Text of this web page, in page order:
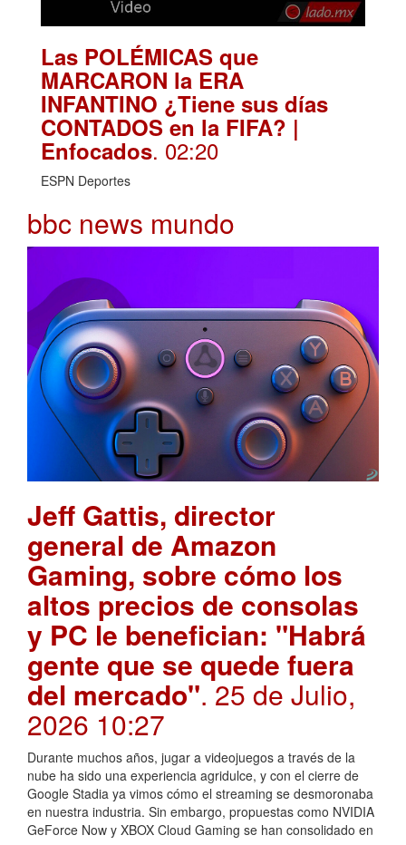
Las POLÉMICAS que
MARCARON la ERA
INFANTINO ¿Tiene sus días
CONTADOS en la FIFA? |
Enfocados. 02:20
ESPN Deportes
bbc news mundo
Jeff Gattis, director
general de Amazon
Gaming, sobre cómo los
altos precios de consolas
y PC le benefician: "Habrá
gente que se quede fuera
del mercado". 25 de Julio,
2026 10:27
Durante muchos años, jugar a videojuegos a través de la
nube ha sido una experiencia agridulce, y con el cierre de
Google Stadia ya vimos cómo el streaming se desmoronaba
en nuestra industria. Sin embargo, propuestas como NVIDIA
GeForce Now y XBOX Cloud Gaming se han consolidado en